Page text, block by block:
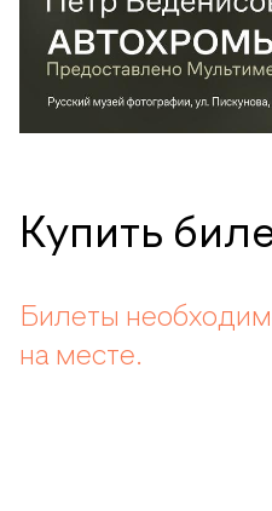
Купить
Билеты
на месте.